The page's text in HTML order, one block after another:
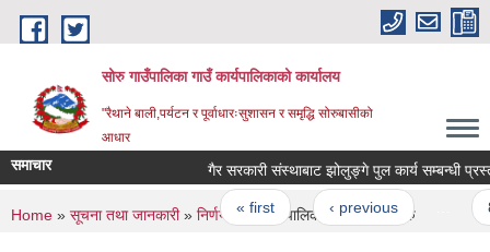
Skip to main content
सोरु गाउँपालिका गाउँ कार्यपालिकाको कार्यालय
"रैथाने बाली,पर्यटन र पूर्वाधारःसुशासन र समृद्धि सोरुबासीको
आधार
समाचार गैर सरकारी संस्थाबाट झोलुङ्गे पुल
Pages
« first ‹ previous
You are here
Home » सूचना तथा जानकारी» निर्णयहरु » नगरपालिका बोर्डका निर्णयहरु